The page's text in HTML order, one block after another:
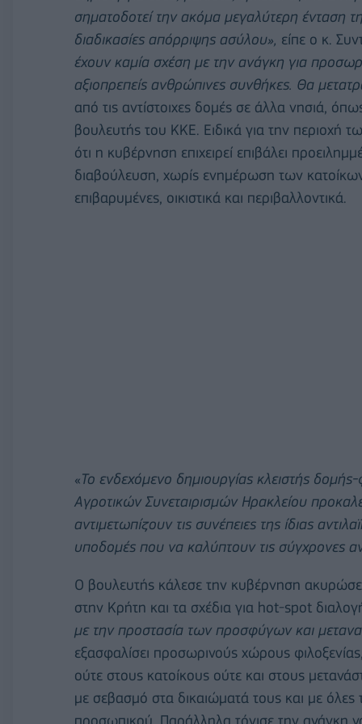
σηματοδοτεί την ακόμα μεγαλύτερη ένταση
διαδικασίες απόρριψης ασύλου», είπε ο κ.
έχουν καμία σχέση με την ανάγκη για
αξιοπρεπείς ανθρώπινες συνθήκες. Θα
από τις αντίστοιχες δομές σε άλλα νησιά,
βουλευτής του ΚΚΕ. Ειδικά για την περιοχή
ότι η κυβέρνηση επιχειρεί επιβάλει
διαβούλευση, χωρίς ενημέρωση των
επιβαρυμένες, οικιστικά και περιβαλλοντικά.
«Το ενδεχόμενο δημιουργίας κλειστής
Αγροτικών Συνεταιρισμών Ηρακλείου
αντιμετωπίζουν τις συνέπειες της ίδιας
υποδομές που να καλύπτουν τις σύγχρονες
Ο βουλευτής κάλεσε την κυβέρνηση
στην Κρήτη και τα σχέδια για hot-spot
με την προστασία των προσφύγων και
εξασφαλίσει προσωρινούς χώρους
ούτε στους κατοίκους ούτε και στους
με σεβασμό στα δικαιώματά τους και με όλες
προσωπικού. Παράλληλα τόνισε την ανάγκη